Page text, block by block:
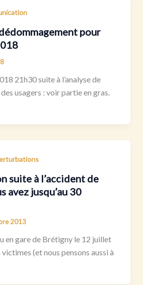
pour
21h30 suite à l’analyse de
usagers : voir partie en gras.
suite à l’accident de
avez jusqu’au 30
2013
en gare de Brétigny le 12 juillet
(et nous pensons aussi à